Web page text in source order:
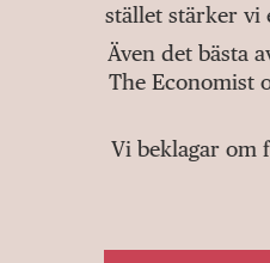
stället stärker vi
Även det bästa
The Economist
Vi beklagar om